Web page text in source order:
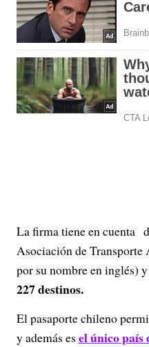
La firma tiene en cuenta
Asociación de
por su nombre en inglés) y
227 destinos.
El pasaporte chileno
y además es el único país